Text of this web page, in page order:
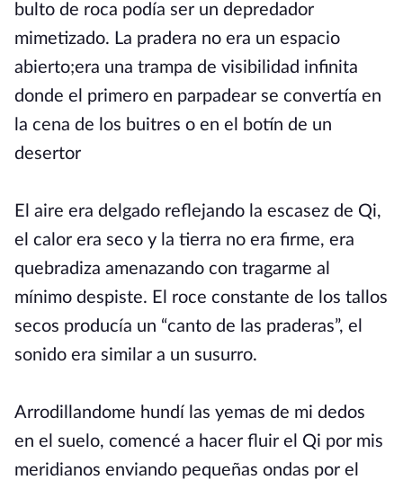
bulto de roca podía ser un depredador
mimetizado. La pradera no era un espacio
abierto;era una trampa de visibilidad infinita
donde el primero en parpadear se convertía en
la cena de los buitres o en el botín de un
desertor
El aire era delgado reflejando la escasez de Qi,
el calor era seco y la tierra no era firme, era
quebradiza amenazando con tragarme al
mínimo despiste. El roce constante de los tallos
secos producía un “canto de las praderas”, el
sonido era similar a un susurro.
Arrodillandome hundí las yemas de mi dedos
en el suelo, comencé a hacer fluir el Qi por mis
meridianos enviando pequeñas ondas por el